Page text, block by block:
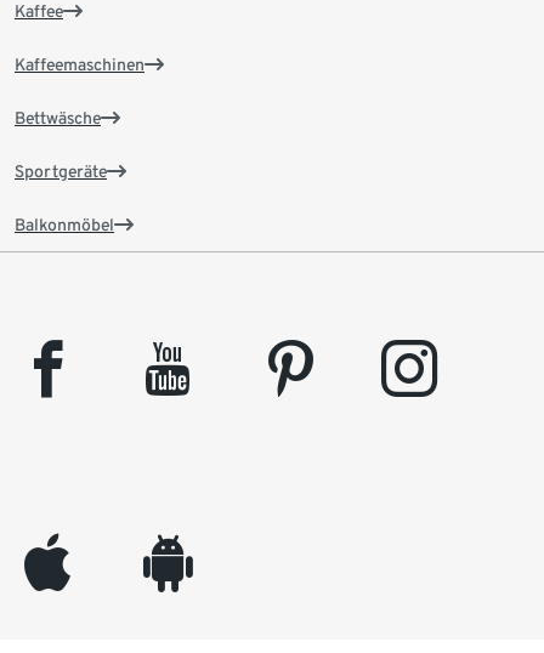
Kaffee
Kaffeemaschinen
Bettwäsche
Sportgeräte
Balkonmöbel
facebook youtube pinterest instagram
appleinc android